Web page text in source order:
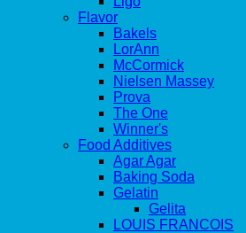
Flavor
Bakels
LorAnn
McCormick
Nielsen Massey
Prova
The One
Winner's
Food Additives
Agar Agar
Baking Soda
Gelatin
Gelita
LOUIS FRANCOIS